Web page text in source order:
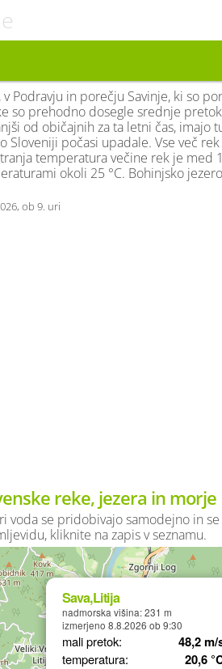
v Podravju in porečju Savinje, ki so
so prehodno dosegle srednje
od običajnih za ta letni čas, imajo
počasi upadale. Vse več
temperatura večine rek je med
okoli 25 °C. Bohinjsko
ob 9. uri
reke, jezera in morje
se pridobivajo samodejno in
kliknite na zapis v seznamu.
Sava,Litija
nadmorska višina: 231 m
izmerjeno 8.8.2026 ob 9:30
mali pretok: 48,2 m/
temperatura: 20,6